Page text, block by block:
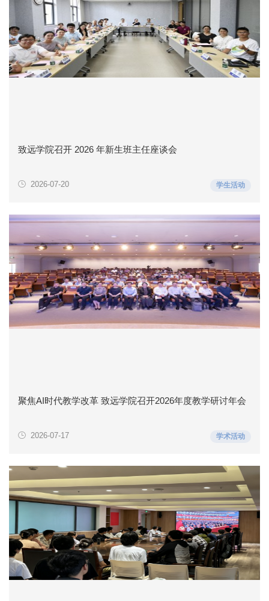
致远学院召开 2026 年新生班主任座谈会
2026-07-20 学生活动
聚焦AI时代教学改革 致远学院召开2026年度教学研讨年会
2026-07-17 学术活动